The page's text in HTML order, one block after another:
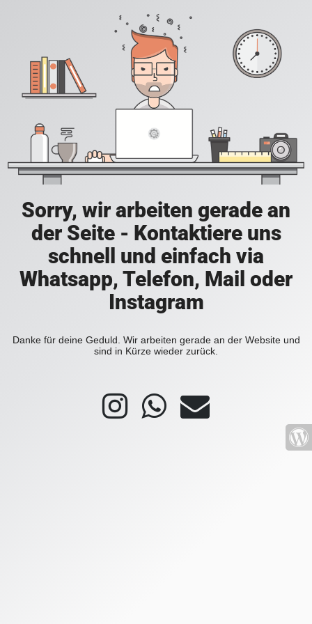
Sorry, wir arbeiten gerade an
der Seite - Kontaktiere uns
schnell und einfach via
Whatsapp, Telefon, Mail oder
Instagram
Danke für deine Geduld. Wir arbeiten gerade an der Website und
sind in Kürze wieder zurück.